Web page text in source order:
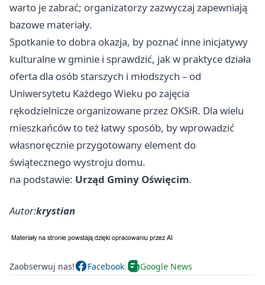
warto je zabrać; organizatorzy zazwyczaj zapewniają
bazowe materiały.
Spotkanie to dobra okazja, by poznać inne inicjatywy
kulturalne w gminie i sprawdzić, jak w praktyce działa
oferta dla osób starszych i młodszych – od
Uniwersytetu Każdego Wieku po zajęcia
rękodzielnicze organizowane przez OKSiR. Dla wielu
mieszkańców to też łatwy sposób, by wprowadzić
własnoręcznie przygotowany element do
świątecznego wystroju domu.
na podstawie: Urząd Gminy Oświęcim.
Autor:krystian
Zaobserwuj nas! Facebook Google News